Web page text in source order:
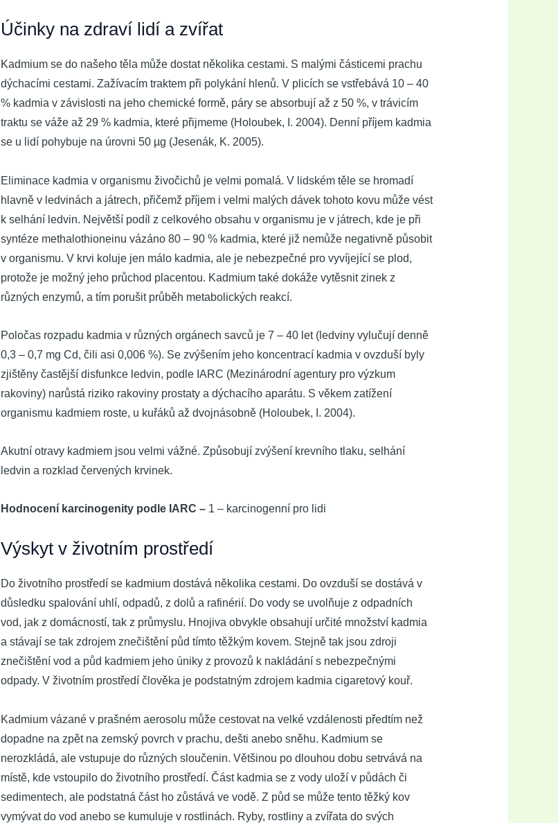
Účinky na zdraví lidí a zvířat
Kadmium se do našeho těla může dostat několika cestami. S malými částicemi prachu
dýchacími cestami. Zažívacím traktem při polykání hlenů. V plicích se vstřebává 10 – 40
% kadmia v závislosti na jeho chemické formě, páry se absorbují až z 50 %, v trávicím
traktu se váže až 29 % kadmia, které přijmeme (Holoubek, I. 2004). Denní příjem kadmia
se u lidí pohybuje na úrovni 50 µg (Jesenák, K. 2005).
Eliminace kadmia v organismu živočichů je velmi pomalá. V lidském těle se hromadí
hlavně v ledvinách a játrech, přičemž příjem i velmi malých dávek tohoto kovu může vést
k selhání ledvin. Největší podíl z celkového obsahu v organismu je v játrech, kde je při
syntéze methalothioneinu vázáno 80 – 90 % kadmia, které již nemůže negativně působit
v organismu. V krvi koluje jen málo kadmia, ale je nebezpečné pro vyvíjející se plod,
protože je možný jeho průchod placentou. Kadmium také dokáže vytěsnit zinek z
různých enzymů, a tím porušit průběh metabolických reakcí.
Poločas rozpadu kadmia v různých orgánech savců je 7 – 40 let (ledviny vylučují denně
0,3 – 0,7 mg Cd, čili asi 0,006 %). Se zvýšením jeho koncentrací kadmia v ovzduší byly
zjištěny častější disfunkce ledvin, podle IARC (Mezinárodní agentury pro výzkum
rakoviny) narůstá riziko rakoviny prostaty a dýchacího aparátu. S věkem zatížení
organismu kadmiem roste, u kuřáků až dvojnásobně (Holoubek, I. 2004).
Akutní otravy kadmiem jsou velmi vážné. Způsobují zvýšení krevního tlaku, selhání
ledvin a rozklad červených krvinek.
Hodnocení karcinogenity podle IARC –1 – karcinogenní pro lidi
Výskyt v životním prostředí
Do životního prostředí se kadmium dostává několika cestami. Do ovzduší se dostává v
důsledku spalování uhlí, odpadů, z dolů a rafinérií. Do vody se uvolňuje z odpadních
vod, jak z domácností, tak z průmyslu. Hnojiva obvykle obsahují určité množství kadmia
a stávají se tak zdrojem znečištění půd tímto těžkým kovem. Stejně tak jsou zdroji
znečištění vod a půd kadmiem jeho úniky z provozů k nakládání s nebezpečnými
odpady. V životním prostředí člověka je podstatným zdrojem kadmia cigaretový kouř.
Kadmium vázané v prašném aerosolu může cestovat na velké vzdálenosti předtím než
dopadne na zpět na zemský povrch v prachu, dešti anebo sněhu. Kadmium se
nerozkládá, ale vstupuje do různých sloučenin. Většinou po dlouhou dobu setrvává na
místě, kde vstoupilo do životního prostředí. Část kadmia se z vody uloží v půdách či
sedimentech, ale podstatná část ho zůstává ve vodě. Z půd se může tento těžký kov
vymývat do vod anebo se kumuluje v rostlinách. Ryby, rostliny a zvířata do svých